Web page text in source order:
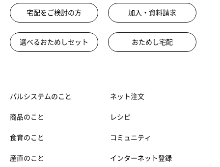
宅配をご検討の方 加入・資料請求
選べるおためしセット おためし宅配
パルシステムのこと
商品のこと
食育のこと
産直のこと
ネット注文
レシピ
コミュニティ
インターネット登録